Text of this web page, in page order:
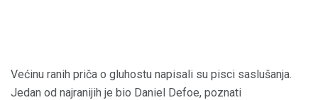
Većinu ranih priča o gluhostu napisali su pisci saslušanja.
Jedan od najranijih je bio Daniel Defoe, poznati